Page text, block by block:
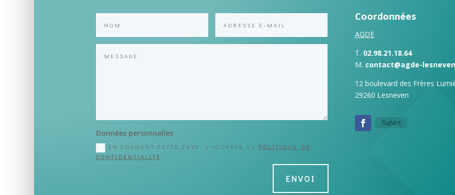
Données personnelles
EN COCHANT CETTE CASE, J'ACCEPTE LA POLITIQUE DE
CONFIDENTIALITÉ
ENVOI
Coordonnées
AGDE
T. 02.98.21.18.64
M. contact@agde-
12 boulevard des Frères
29260 Lesneven
Suivre